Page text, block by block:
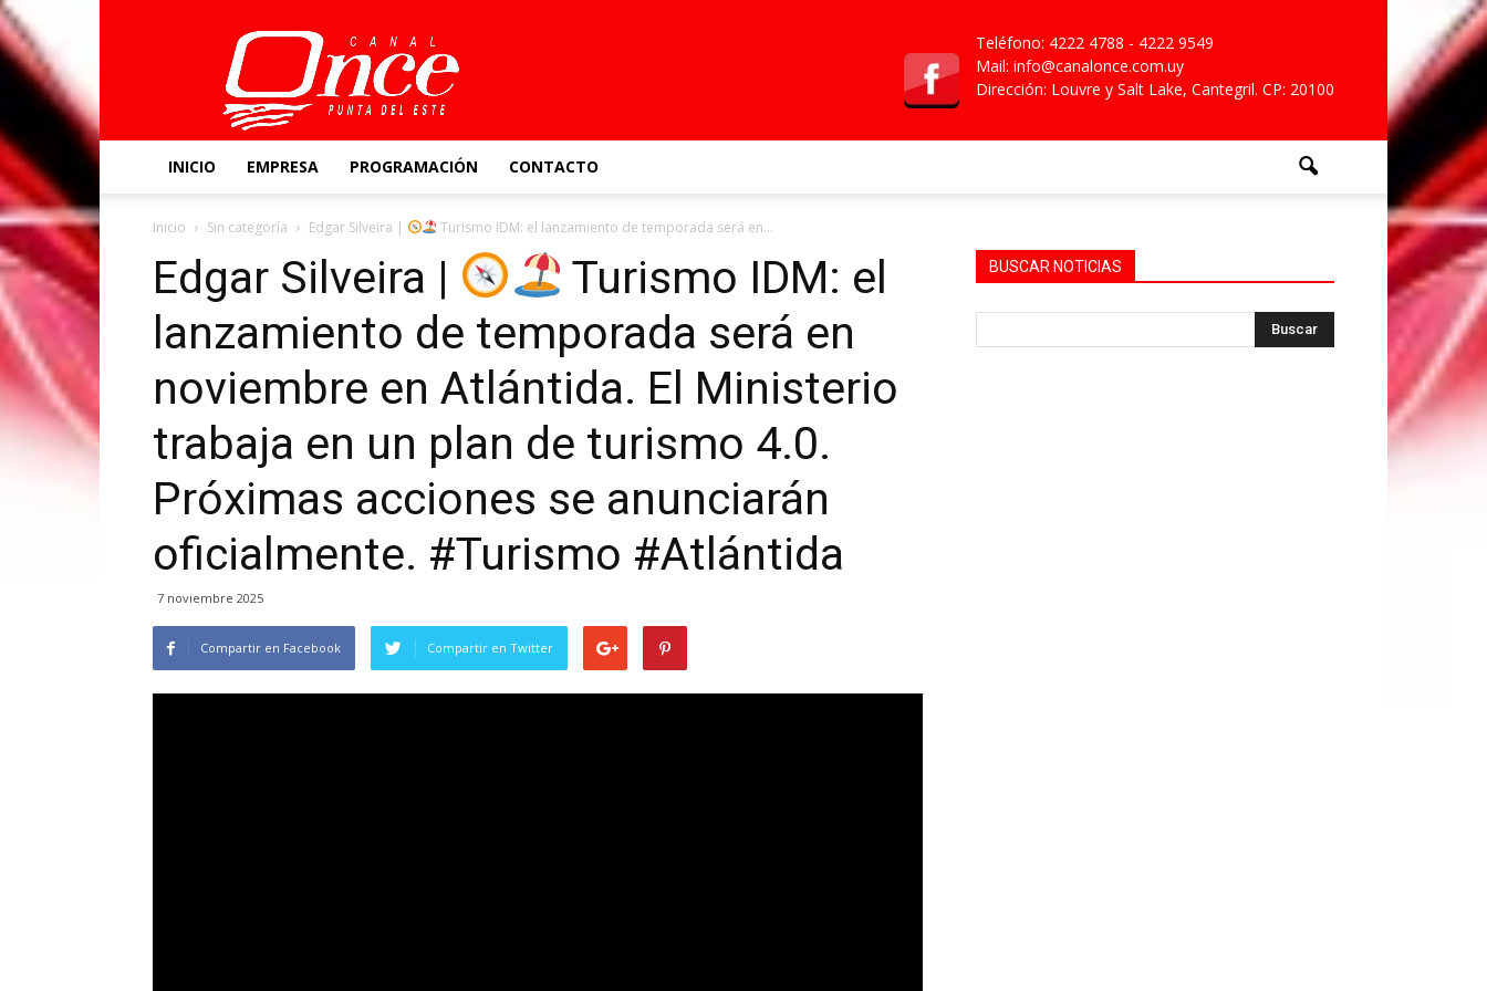
Canal
Once
Teléfono: 4222 4788 - 4222 9549
Mail: info@canalonce.com.uy
Dirección: Louvre y Salt Lake, Cantegril. CP: 20100
INICIO EMPRESA PROGRAMACIÓN CONTACTO
Inicio Sin categoría Edgar Silveira | Turismo IDM: el lanzamiento de temporada será en...
Edgar Silveira |
Turismo IDM: el
lanzamiento de temporada será en
noviembre en Atlántida. El Ministerio
trabaja en un plan de turismo 4.0.
Próximas acciones se anunciarán
oficialmente. #Turismo #Atlántida
7 noviembre 2025
Compartir en Facebook Compartir en Twitter
BUSCAR NOTICIAS